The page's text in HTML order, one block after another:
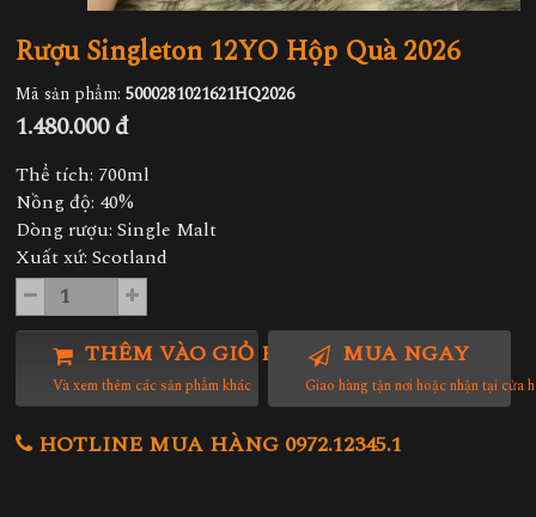
Rượu Singleton 12YO Hộp Quà 2026
Mã sản phẩm: 5000281021621HQ2026
1.480.000 đ
Thể tích: 700ml
Nồng độ: 40%
Dòng rượu: Single Malt
Xuất xứ: Scotland
THÊM VÀO GIỎ HÀNG
Và xem thêm các sản phẩm khác
MUA NGAY
Giao hàng tận nơi hoặc nhận tại cửa
HOTLINE MUA HÀNG 0972.12345.1